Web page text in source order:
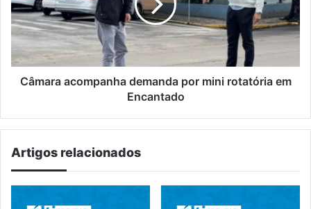
mini
rotatória
em
Encantado
Câmara acompanha demanda por mini rotatória em
Encantado
Artigos relacionados